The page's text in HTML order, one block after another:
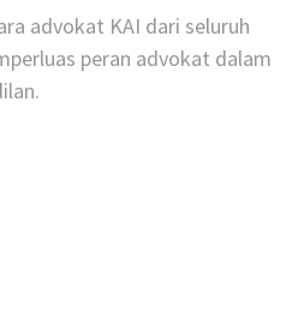
advokat KAI dari seluruh
peran advokat dalam